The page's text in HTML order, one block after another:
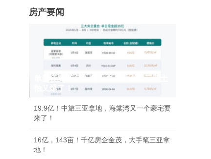
房产要闻
单日狂卖35亿！两大央企重仓，三亚土
拍又爆了！
19.9亿！中旅三亚拿地，海棠湾又一个豪宅要
来了！
16亿，143亩！千亿房企金茂，大手笔三亚拿
地！